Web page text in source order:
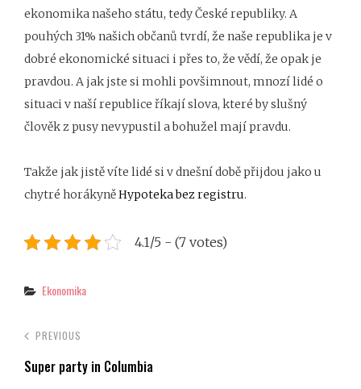
ekonomika našeho státu, tedy České republiky. A
pouhých 31% našich občanů tvrdí, že naše republika je v
dobré ekonomické situaci i přes to, že vědí, že opak je
pravdou. A jak jste si mohli povšimnout, mnozí lidé o
situaci v naší republice říkají slova, které by slušný
člověk z pusy nevypustil a bohužel mají pravdu.
Takže jak jistě víte lidé si v dnešní době přijdou jako u
chytré horákyněHypoteka bez registru.
4.1/5 - (7 votes)
Categories
Ekonomika
PREVIOUS
Super party in Columbia